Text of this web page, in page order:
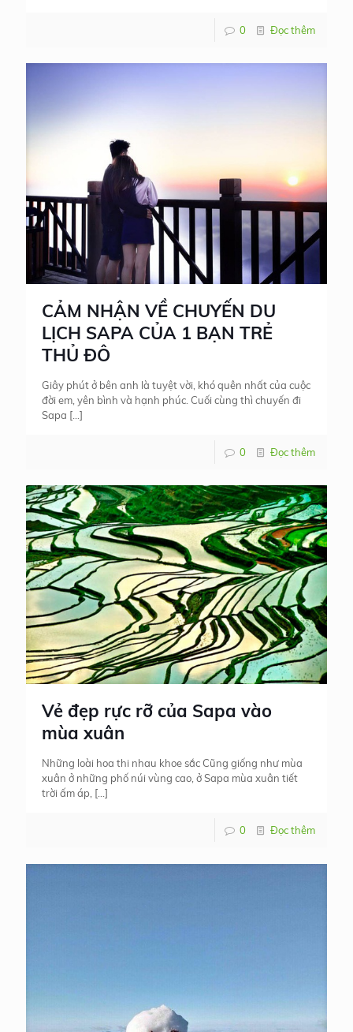
0 Đọc thêm
CẢM NHẬN VỀ CHUYẾN DU
LỊCH SAPA CỦA 1 BẠN TRẺ
THỦ ĐÔ
Giây phút ở bên anh là tuyệt vời, khó quên nhất của cuộc
đời em, yên bình và hạnh phúc. Cuối cùng thì chuyến đi
Sapa […]
0 Đọc thêm
Vẻ đẹp rực rỡ của Sapa vào
mùa xuân
Những loài hoa thi nhau khoe sắc Cũng giống như mùa
xuân ở những phố núi vùng cao, ở Sapa mùa xuân tiết
trời ấm áp, […]
0 Đọc thêm